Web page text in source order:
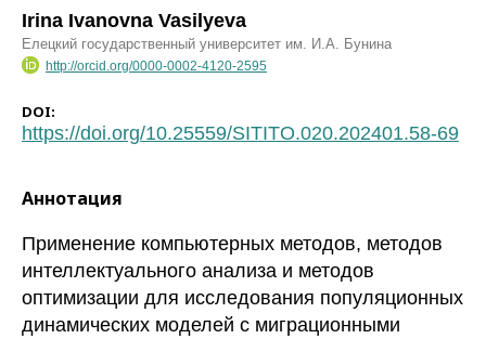
Irina Ivanovna Vasilyeva
Елецкий государственный университет им. И.А. Бунина
http://orcid.org/0000-0002-4120-2595
DOI:
https://doi.org/10.25559/SITITO.020.202401.58-69
Аннотация
Применение компьютерных методов, методов
интеллектуального анализа и методов
оптимизации для исследования популяционных
динамических моделей с миграционными